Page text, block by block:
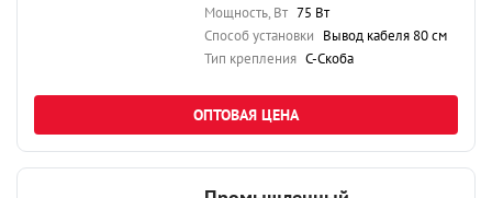
Мощность, Вт 75 Вт
Способ установки Вывод кабеля 80 см
Тип крепления С-Скоба
ОПТОВАЯ ЦЕНА